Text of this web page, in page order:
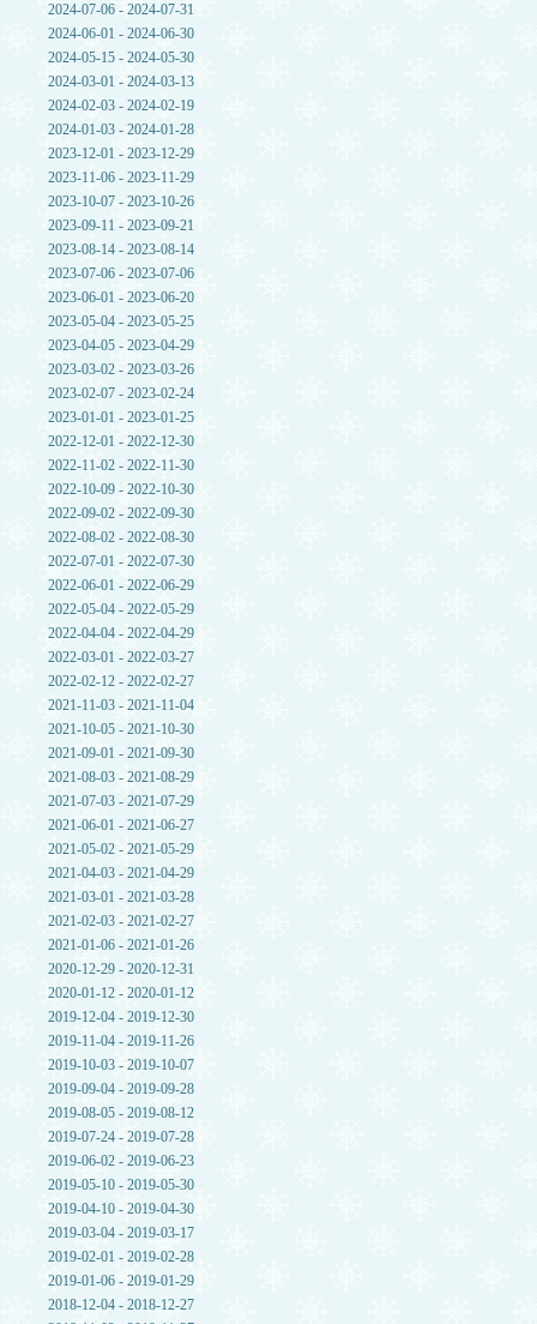
2024-07-06 - 2024-07-31
2024-06-01 - 2024-06-30
2024-05-15 - 2024-05-30
2024-03-01 - 2024-03-13
2024-02-03 - 2024-02-19
2024-01-03 - 2024-01-28
2023-12-01 - 2023-12-29
2023-11-06 - 2023-11-29
2023-10-07 - 2023-10-26
2023-09-11 - 2023-09-21
2023-08-14 - 2023-08-14
2023-07-06 - 2023-07-06
2023-06-01 - 2023-06-20
2023-05-04 - 2023-05-25
2023-04-05 - 2023-04-29
2023-03-02 - 2023-03-26
2023-02-07 - 2023-02-24
2023-01-01 - 2023-01-25
2022-12-01 - 2022-12-30
2022-11-02 - 2022-11-30
2022-10-09 - 2022-10-30
2022-09-02 - 2022-09-30
2022-08-02 - 2022-08-30
2022-07-01 - 2022-07-30
2022-06-01 - 2022-06-29
2022-05-04 - 2022-05-29
2022-04-04 - 2022-04-29
2022-03-01 - 2022-03-27
2022-02-12 - 2022-02-27
2021-11-03 - 2021-11-04
2021-10-05 - 2021-10-30
2021-09-01 - 2021-09-30
2021-08-03 - 2021-08-29
2021-07-03 - 2021-07-29
2021-06-01 - 2021-06-27
2021-05-02 - 2021-05-29
2021-04-03 - 2021-04-29
2021-03-01 - 2021-03-28
2021-02-03 - 2021-02-27
2021-01-06 - 2021-01-26
2020-12-29 - 2020-12-31
2020-01-12 - 2020-01-12
2019-12-04 - 2019-12-30
2019-11-04 - 2019-11-26
2019-10-03 - 2019-10-07
2019-09-04 - 2019-09-28
2019-08-05 - 2019-08-12
2019-07-24 - 2019-07-28
2019-06-02 - 2019-06-23
2019-05-10 - 2019-05-30
2019-04-10 - 2019-04-30
2019-03-04 - 2019-03-17
2019-02-01 - 2019-02-28
2019-01-06 - 2019-01-29
2018-12-04 - 2018-12-27